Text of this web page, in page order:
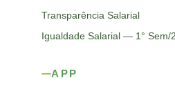
Transparência Salarial
Igualdade Salarial — 1° Sem/
APP